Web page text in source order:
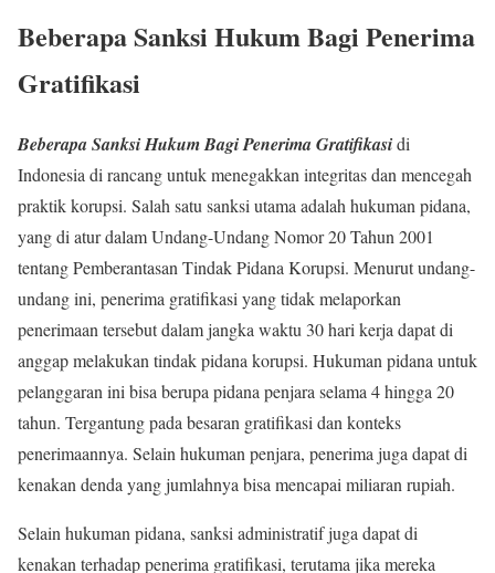
Beberapa Sanksi Hukum Bagi Penerima
Gratifikasi
BeberapaSanksi Hukum Bagi Penerima Gratifikasidi
Indonesia di rancang untuk menegakkan integritas dan mencegah
praktik korupsi. Salah satu sanksi utama adalah hukuman pidana,
yang di atur dalam Undang-Undang Nomor 20 Tahun 2001
tentang Pemberantasan Tindak Pidana Korupsi. Menurut undang-
undang ini, penerima gratifikasi yang tidak melaporkan
penerimaan tersebut dalam jangka waktu 30 hari kerja dapat di
anggap melakukan tindak pidana korupsi. Hukuman pidana untuk
pelanggaran ini bisa berupa pidana penjara selama 4 hingga 20
tahun. Tergantung pada besaran gratifikasi dan konteks
penerimaannya. Selain hukuman penjara, penerima juga dapat di
kenakan denda yang jumlahnya bisa mencapai miliaran rupiah.
Selain hukuman pidana, sanksi administratif juga dapat di
kenakan terhadap penerima gratifikasi, terutama jika mereka